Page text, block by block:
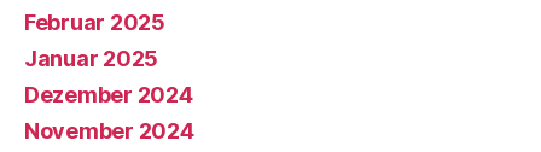
Februar 2025
Januar 2025
Dezember 2024
November 2024